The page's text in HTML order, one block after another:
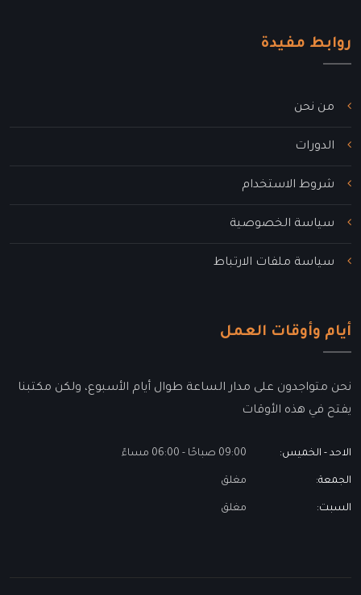
روابط مفيدة
روابط مفيدة
من نحن
الدورات
شروط الاستخدام
سياسة الخصوصية
سياسة ملفات الارتباط
أيام وأوقات العمل
نحن متواجدون على مدار الساعة طوال أيام الأسبوع، ولكن مكتبنا
يفتح في هذه الأوقات
الاحد - الخميس: 09:00 صباحًا - 06:00 مساءً
الجمعة: مغلق
السبت: مغلق